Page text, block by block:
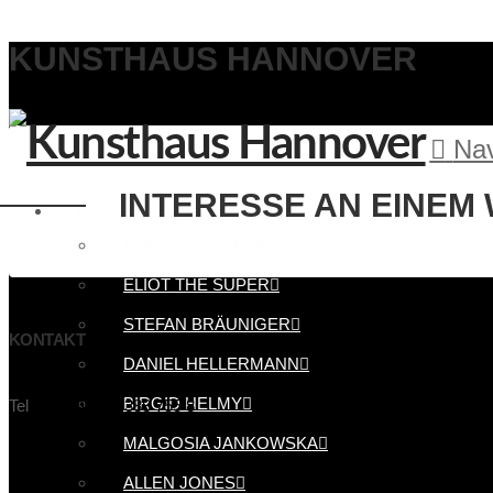
KUNSTHAUS HANNOVER
KÜNSTLER
ELIOT THE SUPER
STEFAN BRÄUNIGER
DANIEL HELLERMANN
BIRGID HELMY
MALGOSIA JANKOWSKA
ALLEN JONES
INTERESSE AN EINEM
KONTAKT
Tel
+49 (0)511 - 388 755 8